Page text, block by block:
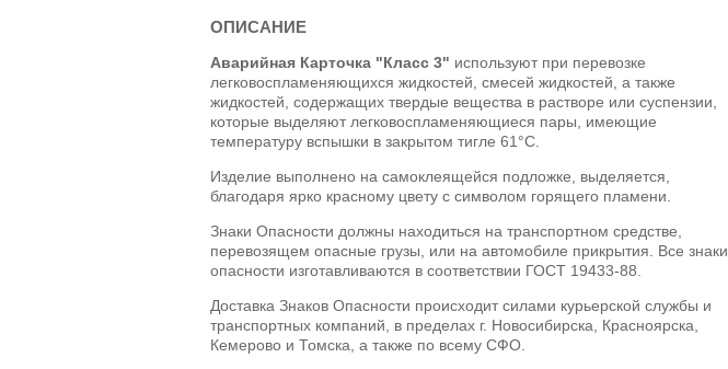
ОПИСАНИЕ
Аварийная Карточка "Класс 3" используют при перевозке
легковоспламеняющихся жидкостей, смесей жидкостей, а также
жидкостей, содержащих твердые вещества в растворе или суспензии,
которые выделяют легковоспламеняющиеся пары, имеющие
температуру вспышки в закрытом тигле 61°С.
Изделие выполнено на самоклеящейся подложке, выделяется,
благодаря ярко красному цвету с символом горящего пламени.
Знаки Опасности должны находиться на транспортном средстве,
перевозящем опасные грузы, или на автомобиле прикрытия. Все знаки
опасности изготавливаются в соответствии ГОСТ 19433-88.
Доставка Знаков Опасности происходит силами курьерской службы и
транспортных компаний, в пределах г. Новосибирска, Красноярска,
Кемерово и Томска, а также по всему СФО.